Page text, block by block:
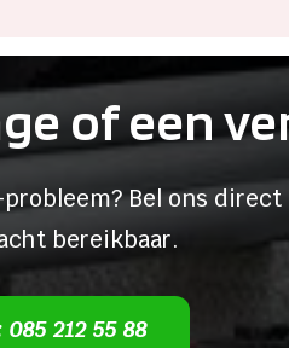
of een
Bel ons direct
bereikbaar.
085 212 55 88